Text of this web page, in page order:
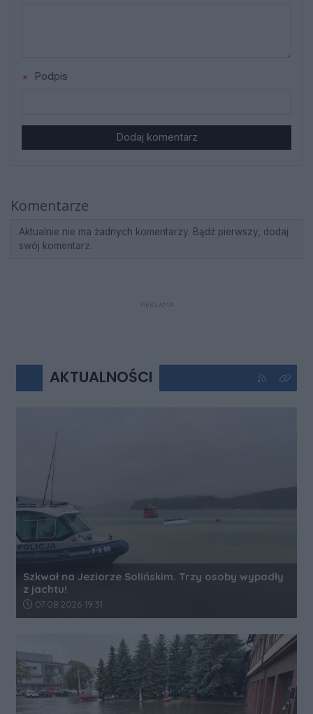
Podpis
Dodaj komentarz
Komentarze
Aktualnie nie ma żadnych komentarzy. Bądź pierwszy, dodaj
swój komentarz.
REKLAMA
AKTUALNOŚCI Kliknij aby
Kliknij
Szkwał na Jeziorze Solińskim. Trzy osoby wypadły
z jachtu!
Data dodania artykułu:
07.08.2026 19:31